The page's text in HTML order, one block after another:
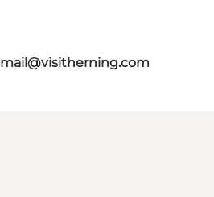
mail@visitherning.com